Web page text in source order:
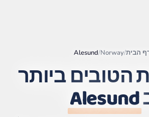
Leaflet
|©
OpenStreetMap
הבית/
Norway
/
Alesund
הטובים ביותר
Alesund